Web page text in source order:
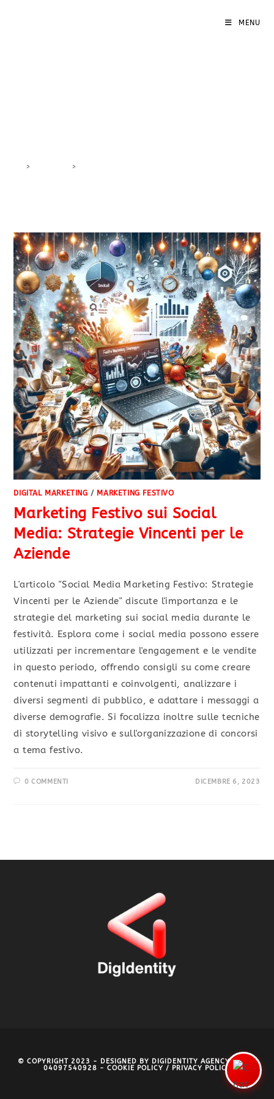
MENU
> >
DIGITAL MARKETING / MARKETING FESTIVO
Marketing Festivo sui Social
Media: Strategie Vincenti per le
Aziende
L'articolo "Social Media Marketing Festivo: Strategie
Vincenti per le Aziende" discute l'importanza e le
strategie del marketing sui social media durante le
festività. Esplora come i social media possono essere
utilizzati per incrementare l'engagement e le vendite
in questo periodo, offrendo consigli su come creare
contenuti impattanti e coinvolgenti, analizzare i
diversi segmenti di pubblico, e adattare i messaggi a
diverse demografie. Si focalizza inoltre sulle tecniche
di storytelling visivo e sull'organizzazione di concorsi
a tema festivo.
0 COMMENTI DICEMBRE 6, 2023
© COPYRIGHT 2023 - DESIGNED BY DIGIDENTITY AGENCY- P.IVA
04097540928 - COOKIE POLICY / PRIVACY POLICY